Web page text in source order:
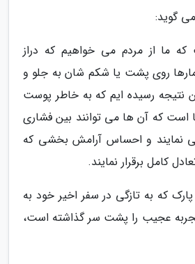
گوید:
ما از مردم می خواهیم که دراز
روی پشت یا شکم شان به جلو و
نتیجه رسیده ایم که به خاطر پوست
است که آن ها می توانند بین فشاری
نمایند و احساس آرامش بخشی که
کامل برقرار نمایند.
که به تازگی در سفر اخیر خود به
عجیب را پشت سر گذاشته است،